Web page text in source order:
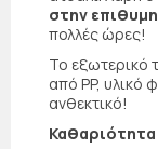
στην
πολλές ώρες!
Το εξωτερικό
από PP, υλικό
ανθεκτικό!
Καθαριότητα